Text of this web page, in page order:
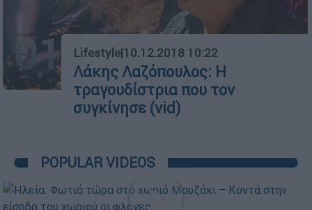
01 Lifestyle|10.12.2018 10:22
Λάκης Λαζόπουλος: Η
τραγουδίστρια που τον
συγκίνησε (vid)
POPULAR VIDEOS